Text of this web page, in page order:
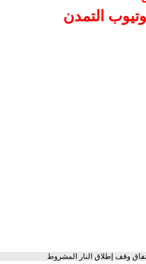
التمدن
وقف إطلاق النار المشروط